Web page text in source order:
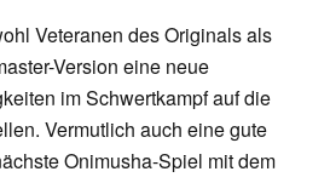
Veteranen des Originals als
Version eine neue
im Schwertkampf auf die
Vermutlich auch eine gute
Onimusha-Spiel mit dem